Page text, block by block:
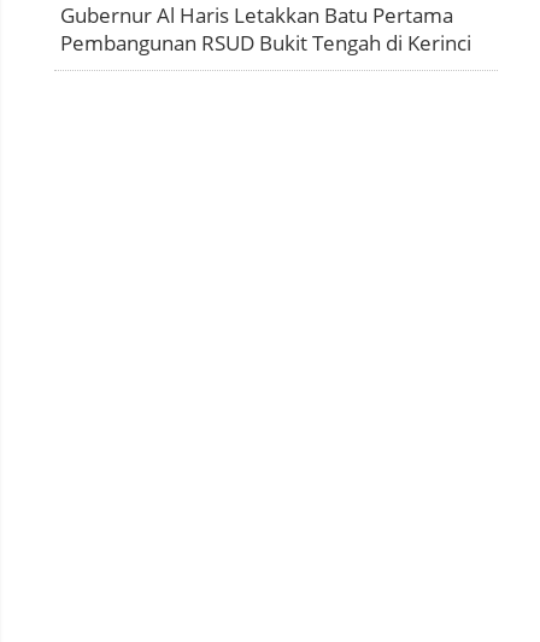
Gubernur Al Haris Letakkan Batu Pertama
Pembangunan RSUD Bukit Tengah di Kerinci